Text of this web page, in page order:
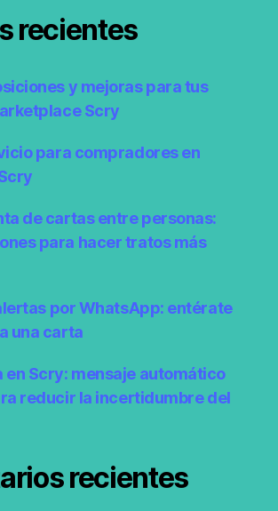
recientes
y mejoras para tus
Scry
para compradores en
de cartas entre personas:
para hacer tratos más
por WhatsApp: entérate
una carta
en Scry: mensaje automático
reducir la incertidumbre del
recientes